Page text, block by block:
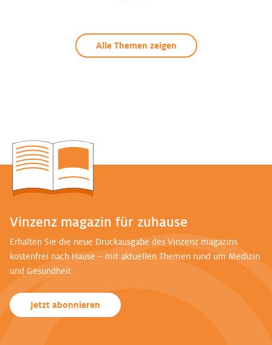
Alle Themen zeigen
Vinzenz magazin für zuhause
Erhalten Sie die neue Druckausgabe des Vinzenz magazins
kostenfrei nach Hause – mit aktuellen Themen rund um Medizin
und Gesundheit.
Jetzt abonnieren